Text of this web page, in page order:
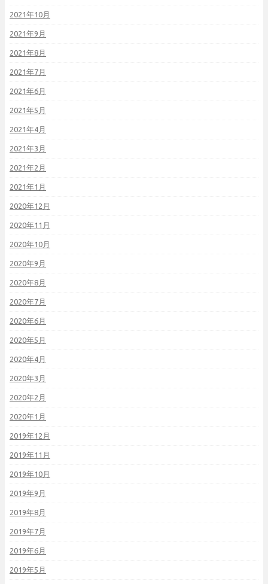
2021年10月
2021年9月
2021年8月
2021年7月
2021年6月
2021年5月
2021年4月
2021年3月
2021年2月
2021年1月
2020年12月
2020年11月
2020年10月
2020年9月
2020年8月
2020年7月
2020年6月
2020年5月
2020年4月
2020年3月
2020年2月
2020年1月
2019年12月
2019年11月
2019年10月
2019年9月
2019年8月
2019年7月
2019年6月
2019年5月